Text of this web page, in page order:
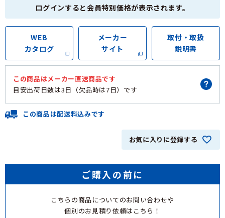
ログインすると会員特別価格が表示されます。
WEB
カタログ
メーカー
サイト
取付・取扱
説明書
この商品はメーカー直送商品です
目安出荷日数は3日（欠品時は7日） です
この商品は配送料込みです
お気に入りに登録する
ご購入の前に
こちらの商品についてのお問い合わせや
個別のお見積り依頼はこちら！